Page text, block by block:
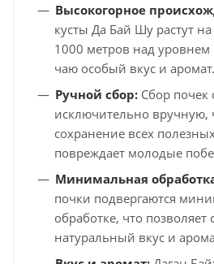
Высокогорное
кусты Да Бай Шу растут
1000 метров над уровнем
чаю особый вкус и аромат.
Ручной сбор: Сбор почек
исключительно вручную,
сохранение всех
повреждает молодые
Минимальная
почки подвергаются
обработке, что позволяет
натуральный вкус и